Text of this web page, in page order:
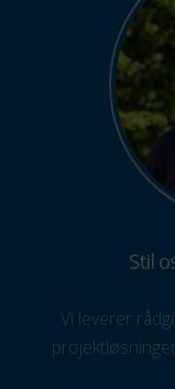
Stil
Vi leverer